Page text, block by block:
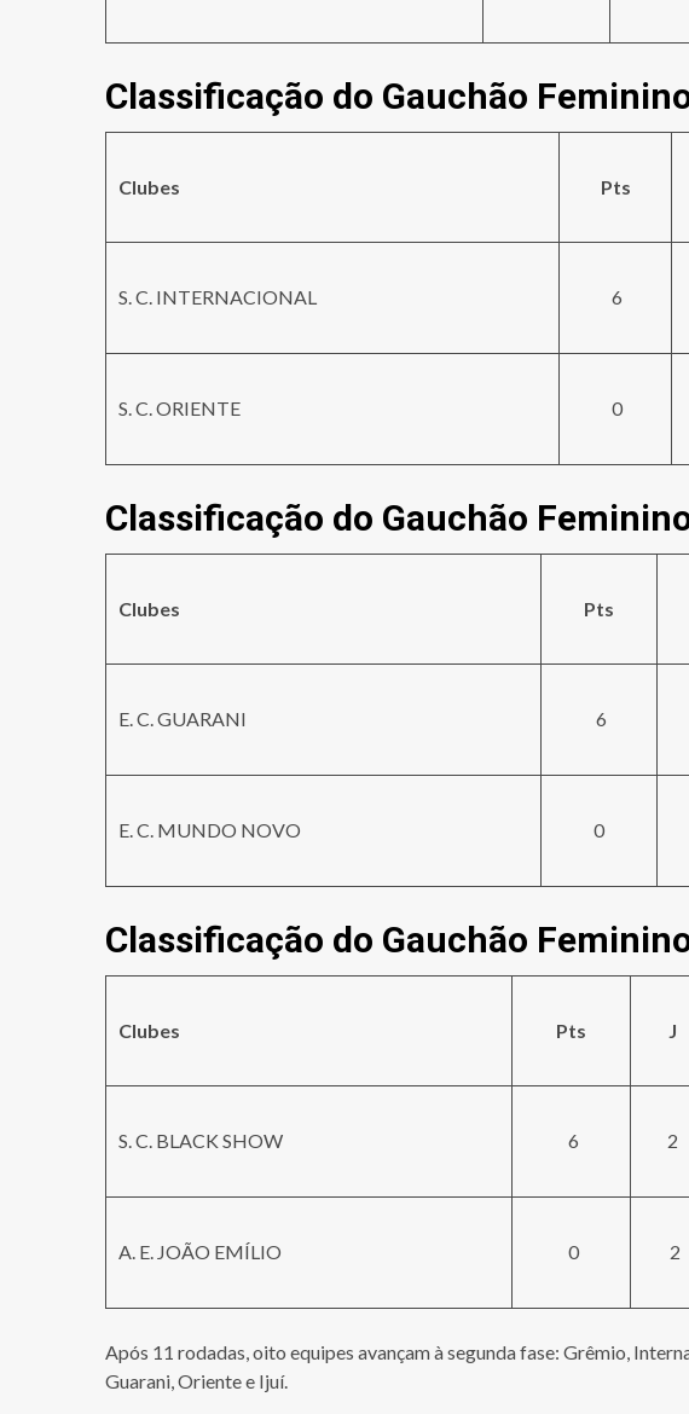
Classificação do Gauchão
Clubes Pts
S. C. INTERNACIONAL 6
S. C. ORIENTE 0
Classificação do Gauchão
Clubes Pts
E. C. GUARANI 6
E. C. MUNDO NOVO 0
Classificação do Gauchão
Clubes Pts J
S. C. BLACK SHOW 6 2
A. E. JOÃO EMÍLIO 0 2
Após 11 rodadas, oito equipes avançam à segunda fase: Grêmio,
Guarani, Oriente e Ijuí.